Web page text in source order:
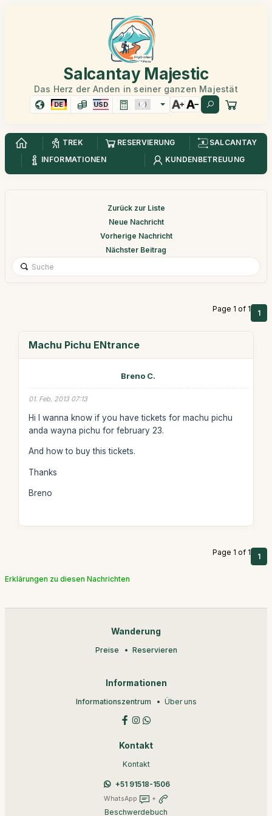
Salcantay Majestic
Das Herz der Anden in seiner ganzen Majestät
DE USD
TREK RESERVIERUNG
SALCANTAY
INFORMATIONEN
KUNDENBETREUUNG
Zurück zur Liste
Neue Nachricht
Vorherige Nachricht
Nächster Beitrag
Page 1 of 1 1
Machu Pichu ENtrance
Breno C.
01. Feb. 2013 07:13
Hi I wanna know if you have tickets for machu pichu
anda wayna pichu for february 23.
And how to buy this tickets.
Thanks
Breno
Page 1 of 1 1
Erklärungen zu diesen Nachrichten
Wanderung
Preise Reservieren
Informationen
Informationszentrum Über uns
Kontakt
Kontakt
+51 91518-1506
WhatsApp +
Beschwerdebuch